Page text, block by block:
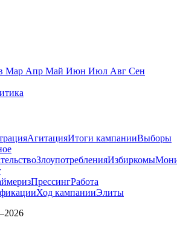
Мар Апр Май Июн Июл Авг Сен
АгитацияИтоги кампанииВыборы
ЗлоупотребленияИзбиркомы
ПрессингРабота
Ход кампанииЭлиты